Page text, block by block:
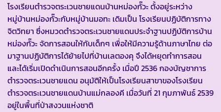
โรงเรียนตำรวจตระเวนชายแดนบ้านหม่องกั๊วะ ตั้งอยู่ระหว่าง
หมู่บ้านหม่องกั๊วะกับหมู่บ้านมอทะ เดิมเป็น โรงเรียนปฏิบัติการทาง
จิตวิทยา ซึ่งหมวดตำรวจตระเวนชายแดนประจำฐานปฏิบัติการบ้าน
หม่องกั๊วะ จัดการสอนให้กับเด็กๆ เพื่อให้มีความรู้ด้านภาษาไทย ต่อ
มาฐานปฏิบัติการได้ย้ายไปที่บ้านเลตองคุ จึงได้หยุดทำการสอน
และได้เริ่มเปิดดำเนินการสอนอีกครั้ง เมื่อปี 2536 กองบัญชาการ
ตำรวจตระเวนชายแดน อนุมัติให้เป็นโรงเรียนสาขาของโรงเรียน
ตำรวจตระเวนชายแดนบ้านแม่กลองคี เมื่อวันที่ 21 กุมภาพันธ์ 2539
อยู่ในพื้นที่ป่าสงวนแห่งชาติ